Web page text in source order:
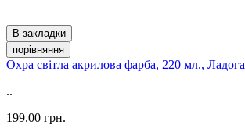
В закладки
порівняння
Охра світла акрилова фарба, 220 мл., Ладога
..
199.00 грн.